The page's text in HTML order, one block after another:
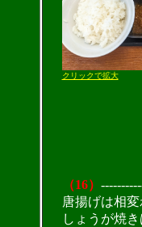
クリックで拡大
（16）
唐揚げは相
しょうが焼